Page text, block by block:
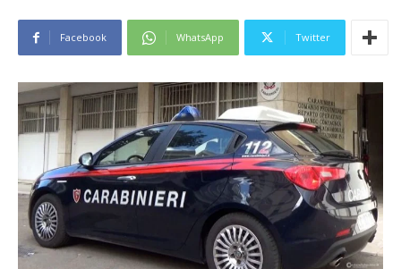
Facebook WhatsApp Twitter